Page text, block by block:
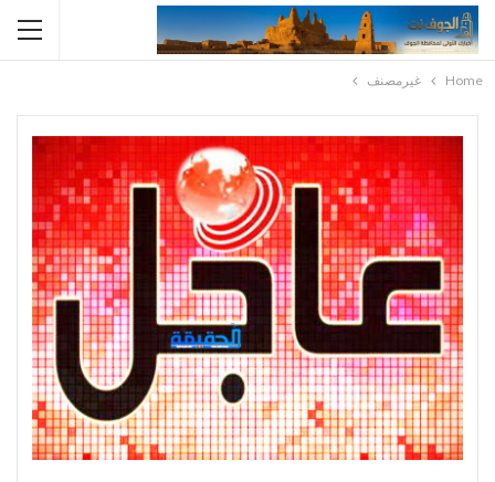
Home غيرمصنف